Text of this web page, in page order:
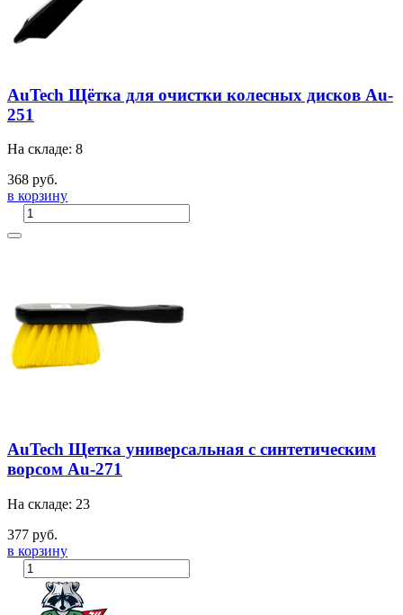
AuTech Щётка для очистки колесных дисков Au-
251
На складе: 8
368 руб.
в корзину
AuTech Щетка универсальная с синтетическим
ворсом Au-271
На складе: 23
377 руб.
в корзину